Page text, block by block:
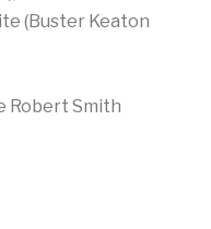
(Buster Keaton
Robert Smith